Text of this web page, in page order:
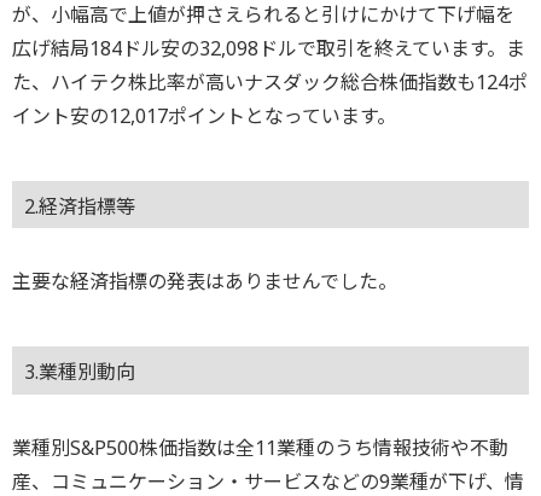
が、小幅高で上値が押さえられると引けにかけて下げ幅を
広げ結局184ドル安の32,098ドルで取引を終えています。ま
た、ハイテク株比率が高いナスダック総合株価指数も124ポ
イント安の12,017ポイントとなっています。
2.経済指標等
主要な経済指標の発表はありませんでした。
3.業種別動向
業種別S&P500株価指数は全11業種のうち情報技術や不動
産、コミュニケーション・サービスなどの9業種が下げ、情